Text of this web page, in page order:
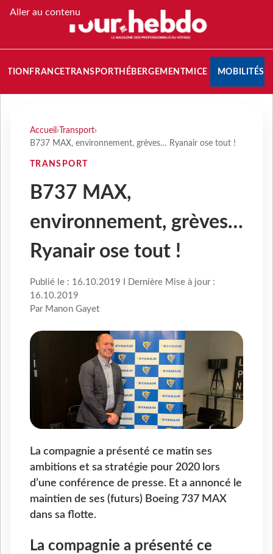
Aller au contenu
FRANCETRANSPORT HÉBERGEMENTMICE MOBILITÉS
Accueil › Transport›
B737 MAX, environnement, grèves… Ryanair ose tout !
TRANSPORT
B737 MAX,
environnement, grèves…
Ryanair ose tout !
Publié le : 16.10.2019 I Dernière Mise à jour :
16.10.2019
Par Manon Gayet
La compagnie a présenté ce matin ses
ambitions et sa stratégie pour 2020 lors
d’une conférence de presse. Et a annoncé le
maintien de ses (futurs) Boeing 737 MAX
dans sa flotte.
La compagnie a présenté ce